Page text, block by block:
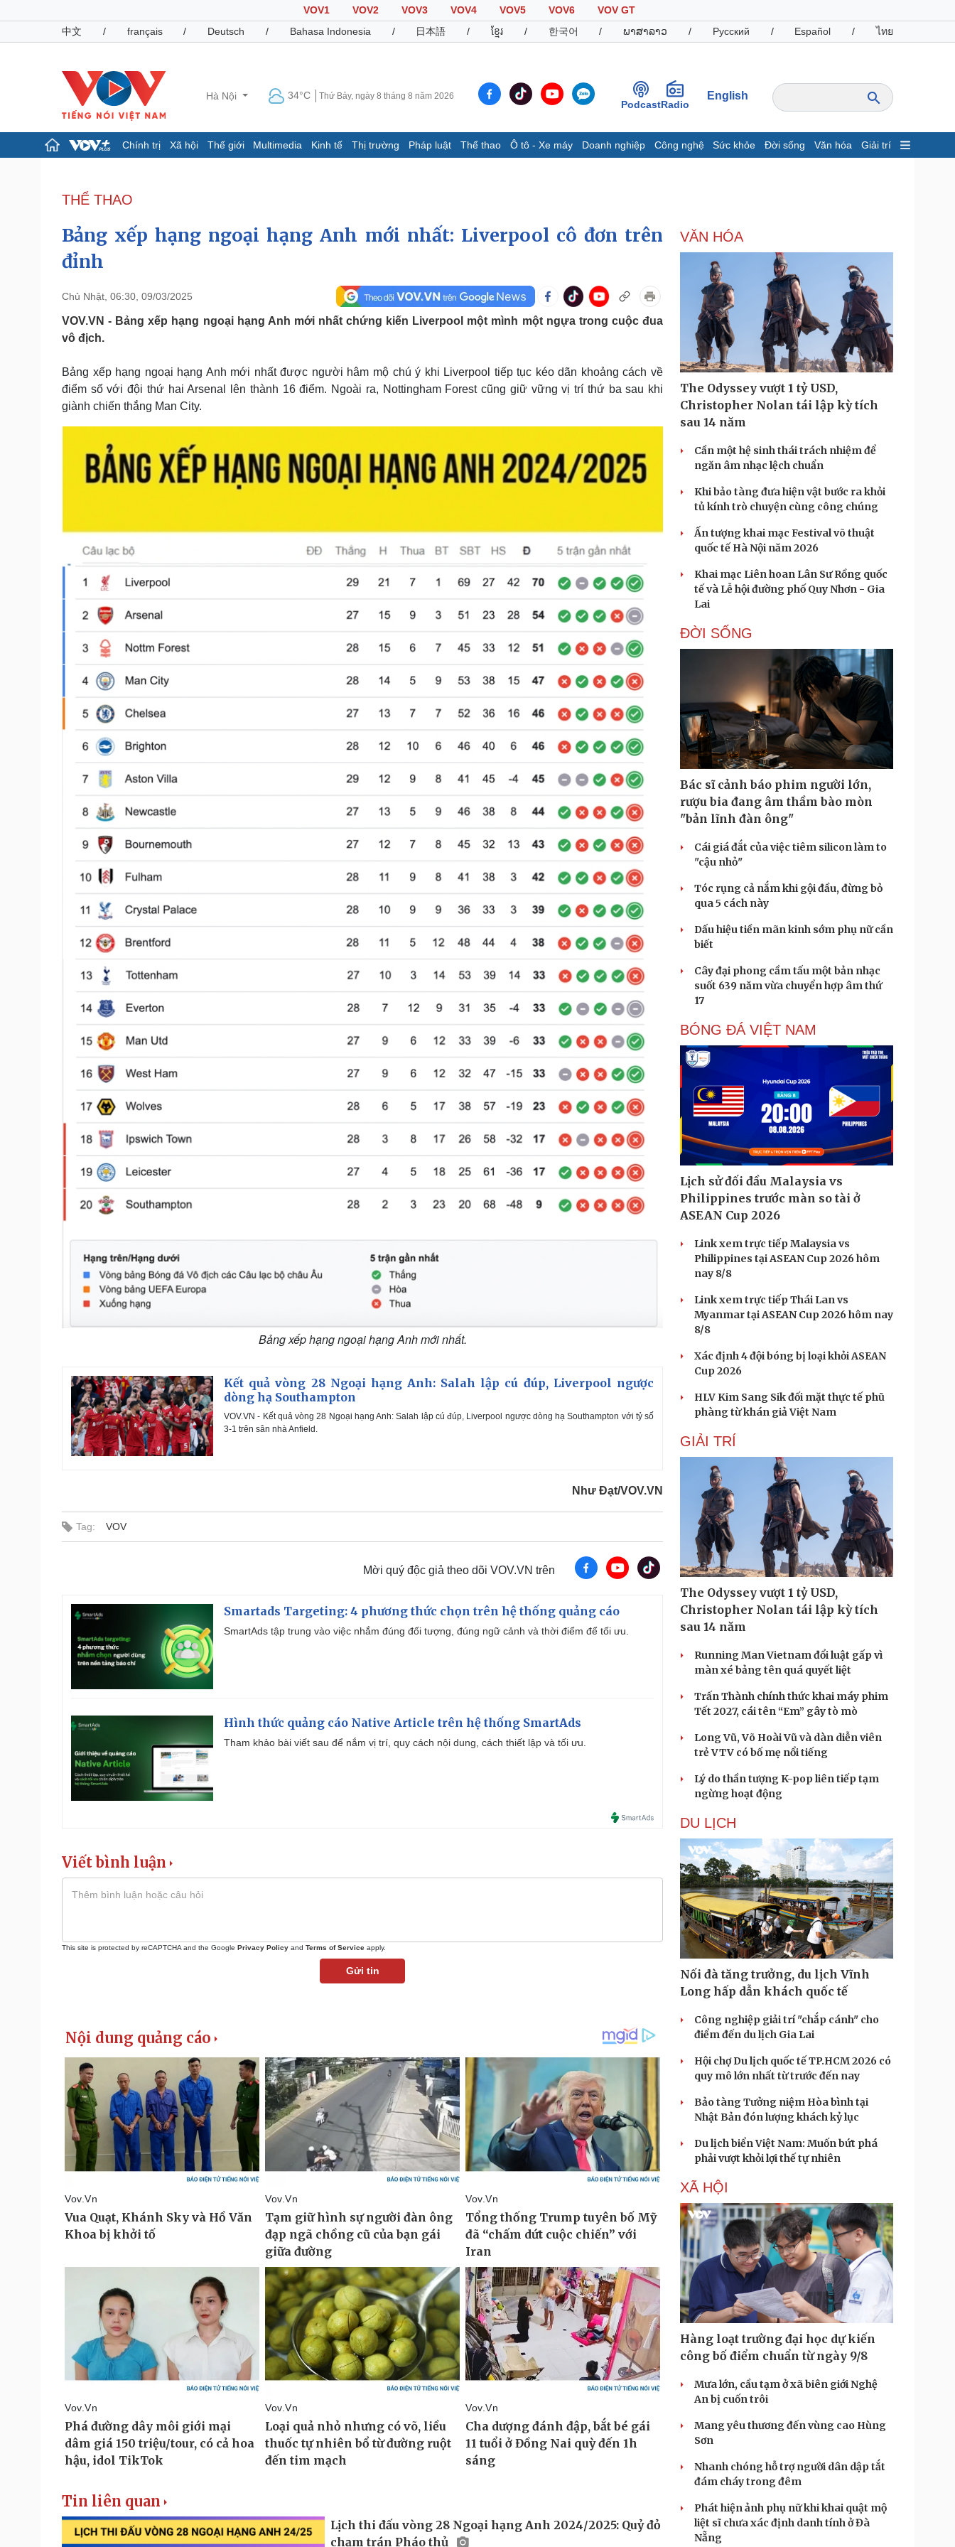
VOV1 VOV2 VOV3 VOV4 VOV5 VOV6
VOV GT
中文
/ français / Deutsch / Bahasa Indonesia / 日本語 / ខ្មែរ / 한국어 / ພາສາລາວ / Русский / Español / ไทย
Hà Nội 34°C Thứ Bảy, ngày 8 tháng 8 năm 2026
PodcastRadio
English
Chính trị Xã hội Thế giới Multimedia Kinh tế Thị trường Pháp luật Thể thao Ô tô - Xe máy Doanh nghiệp Công nghệ Sức khỏe Đời sống Văn hóa Giải trí
Đảng
Tổ chức nhân sự
Quốc hội
Nhận diện sự thật
Dấu ấn VOV
Infographic
Giá cà phê
Pháp luật
Tin nóng
Tư vấn luật
Việt Nam
Thể thao
Lịch thi đấu bóng đá
Hậu trường
Ô tô - Xe máy
Xe máy
Doanh nghiệp
Thông tin doanh nghiệp
Doanh nghiệp 24h
Công nghệ
Sành điệu
Tin Công nghệ
Trải nghiệm
Chuyển đổi số
Sức khỏe
Dinh dưỡng - món ngon
Cây thuốc
Sản phụ khoa
Nhi khoa
Nam khoa
Đời sống
Blog
Văn hóa
Văn học
Di sản
Giải trí
Thời trang
Du lịch
Săn Tour
Podcast
Câu chuyện thời sự
Cửa sổ tình yêu
Kể chuyện cho bé
Hạt giống tâm hồn
Cải chính
THỂ THAO
Bảng xếp hạng ngoại hạng Anh mới nhất: Liverpool cô đơn trên
đỉnh
Chủ Nhật, 06:30, 09/03/2025
VOV.VN - Bảng xếp hạng ngoại hạng Anh mới nhất chứng kiến Liverpool một mình một ngựa trong cuộc đua
vô địch.
Bảng xếp hạng ngoại hạng Anh mới nhất được người hâm mộ chú ý khi Liverpool tiếp tục kéo dãn khoảng cách về
điểm số với đội thứ hai Arsenal lên thành 16 điểm. Ngoài ra, Nottingham Forest cũng giữ vững vị trí thứ ba sau khi
giành chiến thắng Man City.
Bảng xếp hạng ngoại hạng Anh mới nhất.
Kết quả vòng 28 Ngoại hạng Anh: Salah lập cú đúp, Liverpool ngược
dòng hạ Southampton
VOV.VN - Kết quả vòng 28 Ngoại hạng Anh: Salah lập cú đúp, Liverpool ngược dòng hạ Southampton với tỷ số
3-1 trên sân nhà Anfield.
Như Đạt/VOV.VN
Tag: VOV
Mời quý độc giả theo dõi VOV.VN trên
Smartads Targeting: 4 phương thức chọn trên hệ thống quảng cáo
SmartAds tập trung vào việc nhắm đúng đối tượng, đúng ngữ cảnh và thời điểm để tối ưu.
Hình thức quảng cáo Native Article trên hệ thống SmartAds
Tham khảo bài viết sau để nắm vị trí, quy cách nội dung, cách thiết lập và tối ưu.
Viết bình luận
This site is protected by reCAPTCHA and the Google Privacy Policy and Terms of Service apply.
Gửi tin
Tin liên quan
Lịch thi đấu vòng 28 Ngoại hạng Anh 2024/2025: Quỷ đỏ
chạm trán Pháo thủ
VĂN HÓA
The Odyssey vượt 1 tỷ USD,
Christopher Nolan tái lập kỳ tích
sau 14 năm
Cần một hệ sinh thái trách nhiệm để
ngăn âm nhạc lệch chuẩn
Khi bảo tàng đưa hiện vật bước ra khỏi
tủ kính trò chuyện cùng công chúng
Ấn tượng khai mạc Festival võ thuật
quốc tế Hà Nội năm 2026
Khai mạc Liên hoan Lân Sư Rồng quốc
tế và Lễ hội đường phố Quy Nhơn - Gia
Lai
ĐỜI SỐNG
Bác sĩ cảnh báo phim người lớn,
rượu bia đang âm thầm bào mòn
"bản lĩnh đàn ông"
Cái giá đắt của việc tiêm silicon làm to
"cậu nhỏ"
Tóc rụng cả nắm khi gội đầu, đừng bỏ
qua 5 cách này
Dấu hiệu tiền mãn kinh sớm phụ nữ cần
biết
Cây đại phong cầm tấu một bản nhạc
suốt 639 năm vừa chuyển hợp âm thứ
17
BÓNG ĐÁ VIỆT NAM
Lịch sử đối đầu Malaysia vs
Philippines trước màn so tài ở
ASEAN Cup 2026
Link xem trực tiếp Malaysia vs
Philippines tại ASEAN Cup 2026 hôm
nay 8/8
Link xem trực tiếp Thái Lan vs
Myanmar tại ASEAN Cup 2026 hôm nay
8/8
Xác định 4 đội bóng bị loại khỏi ASEAN
Cup 2026
HLV Kim Sang Sik đối mặt thực tế phũ
phàng từ khán giả Việt Nam
GIẢI TRÍ
The Odyssey vượt 1 tỷ USD,
Christopher Nolan tái lập kỳ tích
sau 14 năm
Running Man Vietnam đổi luật gấp vì
màn xé bảng tên quá quyết liệt
Trấn Thành chính thức khai máy phim
Tết 2027, cái tên “Em” gây tò mò
Long Vũ, Võ Hoài Vũ và dàn diễn viên
trẻ VTV có bố mẹ nổi tiếng
Lý do thần tượng K-pop liên tiếp tạm
ngừng hoạt động
DU LỊCH
Nối đà tăng trưởng, du lịch Vĩnh
Long hấp dẫn khách quốc tế
Công nghiệp giải trí "chắp cánh" cho
điểm đến du lịch Gia Lai
Hội chợ Du lịch quốc tế TP.HCM 2026 có
quy mô lớn nhất từ trước đến nay
Bảo tàng Tưởng niệm Hòa bình tại
Nhật Bản đón lượng khách kỷ lục
Du lịch biển Việt Nam: Muốn bứt phá
phải vượt khỏi lợi thế tự nhiên
XÃ HỘI
Hàng loạt trường đại học dự kiến
công bố điểm chuẩn từ ngày 9/8
Mưa lớn, cầu tạm ở xã biên giới Nghệ
An bị cuốn trôi
Mang yêu thương đến vùng cao Hùng
Sơn
Nhanh chóng hỗ trợ người dân dập tắt
đám cháy trong đêm
Phát hiện ảnh phụ nữ khi khai quật mộ
liệt sĩ chưa xác định danh tính ở Đà
Nẵng